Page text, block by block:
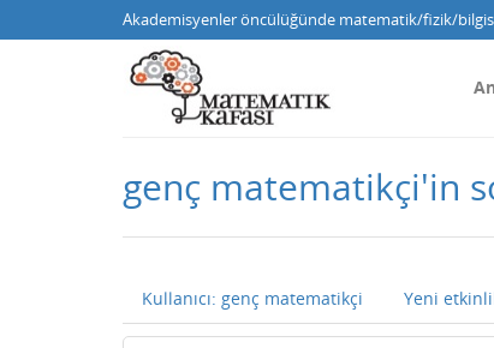
Akademisyenler öncülüğünde matematik/fizik/
genç matematikçi'in
Kullanıcı: genç matematikçi Yeni